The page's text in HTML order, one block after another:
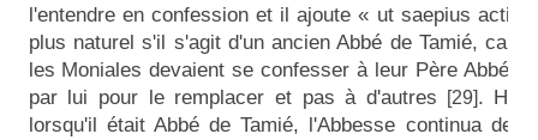
l'entendre en confession et il ajoute « ut saepius
plus naturel s'il s'agit d'un ancien Abbé de Tamié, car,
les Moniales devaient se confesser à leur Père Abbé
par lui pour le remplacer et pas à d'autres [29].
lorsqu'il était Abbé de Tamié, l'Abbesse continua de